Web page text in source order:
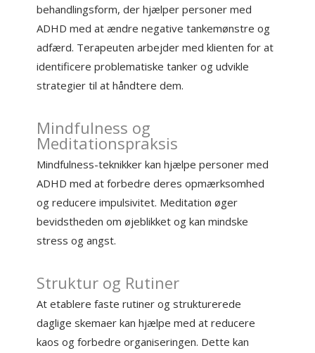
behandlingsform, der hjælper personer med
ADHD med at ændre negative tankemønstre og
adfærd. Terapeuten arbejder med klienten for at
identificere problematiske tanker og udvikle
strategier til at håndtere dem.
Mindfulness og
Meditationspraksis
Mindfulness-teknikker kan hjælpe personer med
ADHD med at forbedre deres opmærksomhed
og reducere impulsivitet. Meditation øger
bevidstheden om øjeblikket og kan mindske
stress og angst.
Struktur og Rutiner
At etablere faste rutiner og strukturerede
daglige skemaer kan hjælpe med at reducere
kaos og forbedre organiseringen. Dette kan